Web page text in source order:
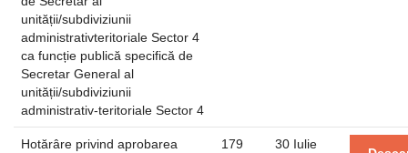
unității/subdiviziunii
administrativteritoriale Sector 4
ca funcție publică specifică de
Secretar General al
unității/subdiviziunii
administrativ-teritoriale Sector 4
Hotărâre privind aprobarea
179
30 Iulie